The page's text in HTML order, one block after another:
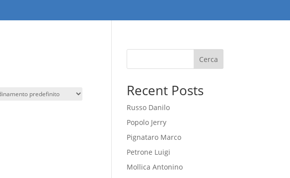
Cerca
Recent Posts
Russo Danilo
Popolo Jerry
Pignataro Marco
Petrone Luigi
Mollica Antonino